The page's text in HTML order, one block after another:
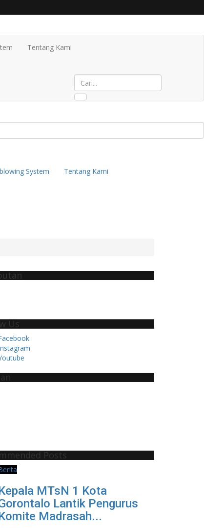
Tentang Kami
System Tentang Kami
Us
Posts
MTsN 1 Kota
Lantik Pengurus
Madrasah...